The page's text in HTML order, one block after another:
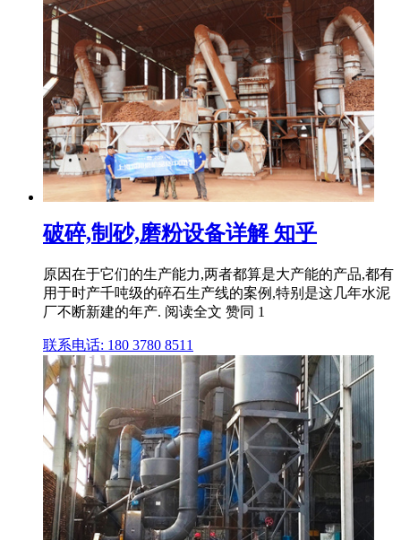
破碎,制砂,磨粉设备详解 知乎
原因在于它们的生产能力,两者都算是大产能的产品,都有
用于时产千吨级的碎石生产线的案例,特别是这几年水泥
厂不断新建的年产. 阅读全文 赞同 1
联系电话: 180 3780 8511